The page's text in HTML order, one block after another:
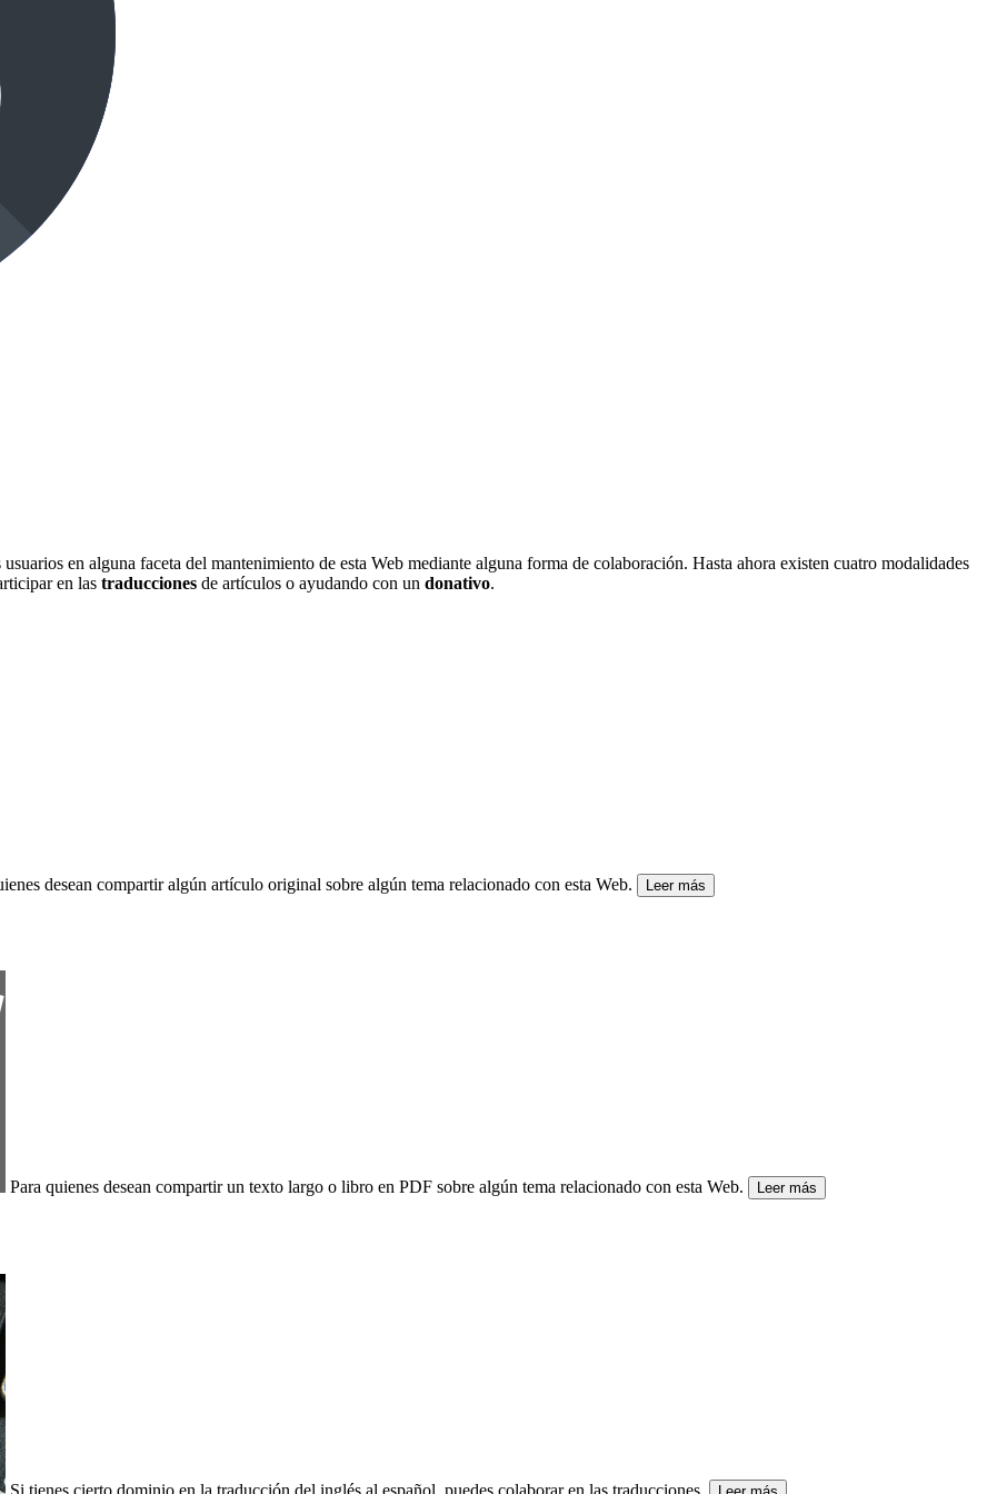
en alguna faceta del mantenimiento de esta Web mediante alguna forma de colaboración. Hasta ahora existen cuatro modalidades
en las traducciones de artículos o ayudando con un donativo.
desean compartir algún artículo original sobre algún tema relacionado con esta Web. Leer más
Para quienes desean compartir un texto largo o libro en PDF sobre algún tema relacionado con esta Web. Leer más